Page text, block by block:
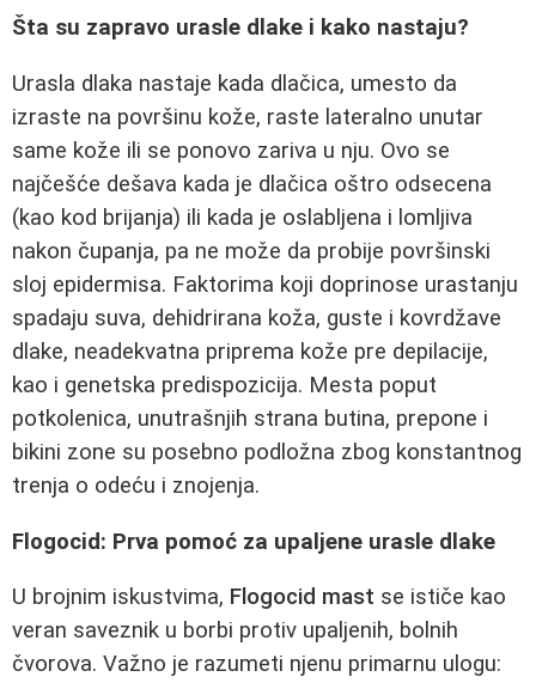
Šta su zapravo urasle dlake i kako nastaju?
Urasla dlaka nastaje kada dlačica, umesto da
izraste na površinu kože, raste lateralno unutar
same kože ili se ponovo zariva u nju. Ovo se
najčešće dešava kada je dlačica oštro odsecena
(kao kod brijanja) ili kada je oslabljena i lomljiva
nakon čupanja, pa ne može da probije površinski
sloj epidermisa. Faktorima koji doprinose urastanju
spadaju suva, dehidrirana koža, guste i kovrdžave
dlake, neadekvatna priprema kože pre depilacije,
kao i genetska predispozicija. Mesta poput
potkolenica, unutrašnjih strana butina, prepone i
bikini zone su posebno podložna zbog konstantnog
trenja o odeću i znojenja.
Flogocid: Prva pomoć za upaljene urasle dlake
U brojnim iskustvima, Flogocid mast se ističe kao
veran saveznik u borbi protiv upaljenih, bolnih
čvorova. Važno je razumeti njenu primarnu ulogu: